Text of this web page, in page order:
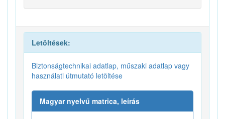
Letöltések:
Biztonságtechnikai adatlap, műszaki adatlap vagy
használati útmutató letöltése
Magyar nyelvű matrica, leírás